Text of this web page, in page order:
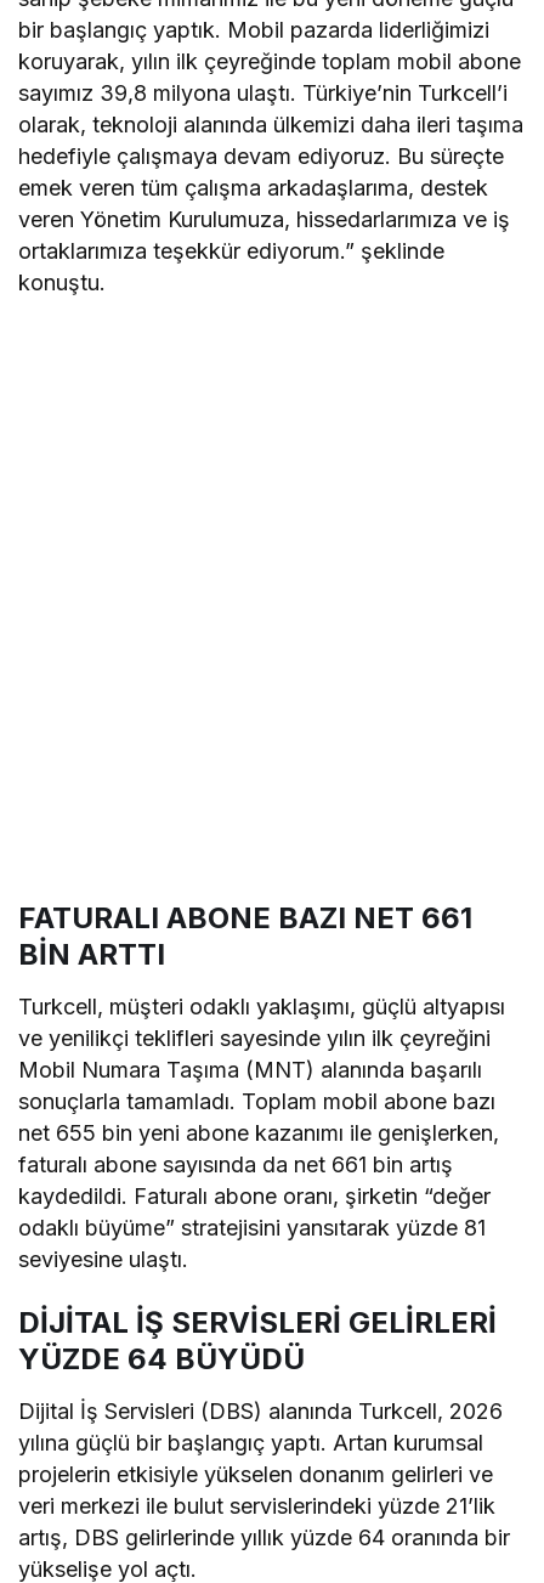
bir başlangıç yaptık. Mobil pazarda liderliğimizi
koruyarak, yılın ilk çeyreğinde toplam mobil abone
sayımız 39,8 milyona ulaştı. Türkiye’nin Turkcell’i
olarak, teknoloji alanında ülkemizi daha ileri taşıma
hedefiyle çalışmaya devam ediyoruz. Bu süreçte
emek veren tüm çalışma arkadaşlarıma, destek
veren Yönetim Kurulumuza, hissedarlarımıza ve iş
ortaklarımıza teşekkür ediyorum.” şeklinde
konuştu.
FATURALI ABONE BAZI NET 661
BİN ARTTI
Turkcell, müşteri odaklı yaklaşımı, güçlü altyapısı
ve yenilikçi teklifleri sayesinde yılın ilk çeyreğini
Mobil Numara Taşıma (MNT) alanında başarılı
sonuçlarla tamamladı. Toplam mobil abone bazı
net 655 bin yeni abone kazanımı ile genişlerken,
faturalı abone sayısında da net 661 bin artış
kaydedildi. Faturalı abone oranı, şirketin “değer
odaklı büyüme” stratejisini yansıtarak yüzde 81
seviyesine ulaştı.
DİJİTAL İŞ SERVİSLERİ GELİRLERİ
YÜZDE 64 BÜYÜDÜ
Dijital İş Servisleri (DBS) alanında Turkcell, 2026
yılına güçlü bir başlangıç yaptı. Artan kurumsal
projelerin etkisiyle yükselen donanım gelirleri ve
veri merkezi ile bulut servislerindeki yüzde 21’lik
artış, DBS gelirlerinde yıllık yüzde 64 oranında bir
yükselişe yol açtı.